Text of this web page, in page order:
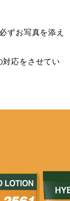
ずお写真を添え
応をさせてい